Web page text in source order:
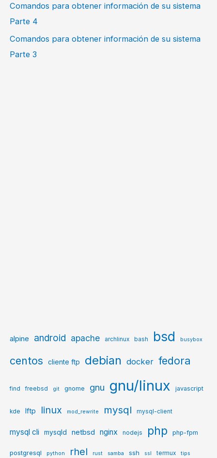
Comandos para obtener información de su sistema
Parte 4
Comandos para obtener información de su sistema
Parte 3
alpine android apache archlinux bash bsd busybox
centos cliente ftp debian docker fedora
find freebsd git gnome gnu gnu/linux javascript
kde lftp linux mod_rewrite mysql mysql-client
mysql cli mysqld netbsd nginx nodejs php php-fpm
postgresql python rhel rust samba ssh ssl termux tips